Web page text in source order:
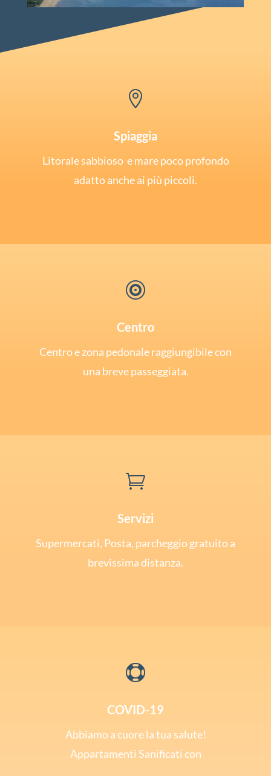

Spiaggia
Litorale sabbioso e mare poco profondo
adatto anche ai più piccoli.

Centro
Centro e zona pedonale raggiungibile con
una breve passeggiata.

Servizi
Supermercati, Posta, parcheggio gratuito a
brevissima distanza.

COVID-19
Abbiamo a cuore la tua salute!
Appartamenti Sanificati con